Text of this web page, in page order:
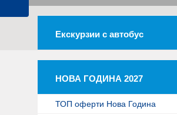
Екскурзии с автобус
НОВА ГОДИНА 2027
ТОП оферти Нова Година